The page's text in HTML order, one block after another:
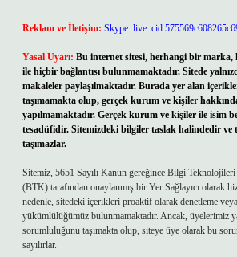
Reklam ve İletişim: Skype:
Yasal Uyarı: Bu internet sitesi, herhangi bir marka,
ile hiçbir bağlantısı bulunmamaktadır. Sitede
makaleler paylaşılmaktadır. Burada yer alan
taşımamakta olup, gerçek kurum ve kişiler
yapılmamaktadır. Gerçek kurum ve kişiler ile isim
tesadüfidir. Sitemizdeki bilgiler taslak halindedir ve
taşımazlar.
Sitemiz, 5651 Sayılı Kanun gereğince Bilgi
(BTK) tarafından onaylanmış bir Yer Sağlayıcı olarak
nedenle, sitedeki içerikleri proaktif olarak denetleme
yükümlülüğümüz bulunmamaktadır. Ancak, üyelerimiz
sorumluluğunu taşımakta olup, siteye üye olarak bu
sayılırlar.